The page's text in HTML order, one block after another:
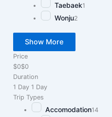
Taebaek1
Wonju2
Show More
Price
$0$0
Duration
1 Day 1 Day
Trip Types
Accomodation14